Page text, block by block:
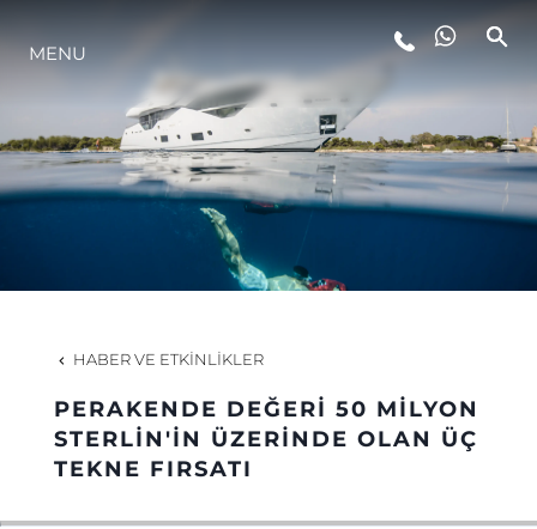
YAŞAM ŞEKLİ
YENILIK
ŞİRKET
MİRAS
MENU
HABER VE ETKINLIKLER
PERAKENDE DEĞERİ 50 MİLYON
STERLİN'İN ÜZERİNDE OLAN ÜÇ
TEKNE FIRSATI